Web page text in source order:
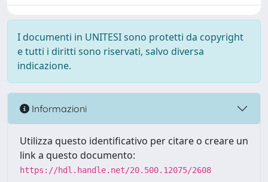
I documenti in UNITESI sono protetti da copyright
e tutti i diritti sono riservati, salvo diversa
indicazione.
Informazioni
Utilizza questo identificativo per citare o creare un
link a questo documento:
https://hdl.handle.net/20.500.12075/2608